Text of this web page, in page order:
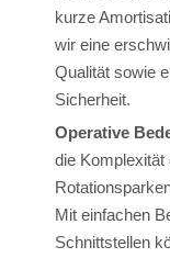
kurze
wir eine
Qualität sowie
Sicherheit.
Operative
die
Mit einfachen
Schnittstellen